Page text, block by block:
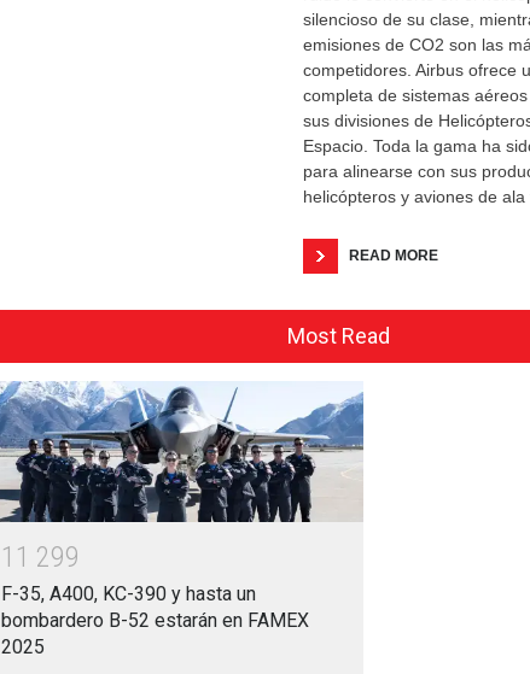
silencioso de su clase,
emisiones de CO2 son las
competidores. Airbus ofrece
completa de sistemas
sus divisiones de
Espacio. Toda la gama ha
para alinearse con sus
helicópteros y aviones de ala
READ MORE
Most Read
1 1 299
F-35, A400, KC-390 y hasta un
bombardero B-52 estarán en FAMEX
2025